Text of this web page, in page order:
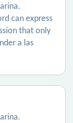
can express
that only
a las